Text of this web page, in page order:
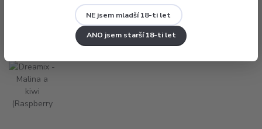
NE jsem mladší 18-ti let
ANO jsem starší 18-ti let